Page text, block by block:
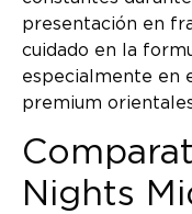
presentación en
cuidado en la
especialmente en
premium
Nights